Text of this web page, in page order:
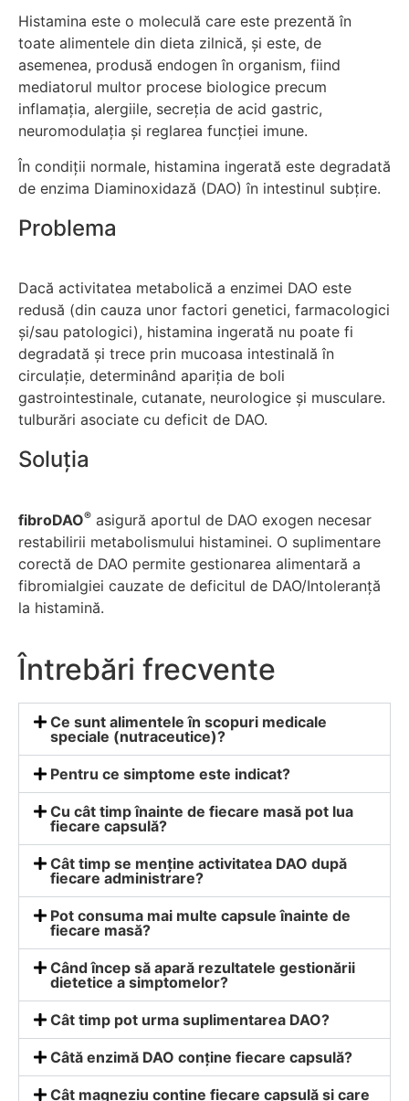
Histamina este o moleculă care este prezentă în
toate alimentele din dieta zilnică, și este, de
asemenea, produsă endogen în organism, fiind
mediatorul multor procese biologice precum
inflamația, alergiile, secreția de acid gastric,
neuromodulația și reglarea funcției imune.
În condiții normale, histamina ingerată este degradată
de enzima Diaminoxidază (DAO) în intestinul subțire.
Problema
Dacă activitatea metabolică a enzimei DAO este
redusă (din cauza unor factori genetici, farmacologici
și/sau patologici), histamina ingerată nu poate fi
degradată și trece prin mucoasa intestinală în
circulație, determinând apariția de boli
gastrointestinale, cutanate, neurologice și musculare.
tulburări asociate cu deficit de DAO.
Soluția
fibroDAO® asigură aportul de DAO exogen necesar
restabilirii metabolismului histaminei. O suplimentare
corectă de DAO permite gestionarea alimentară a
fibromialgiei cauzate de deficitul de DAO/Intoleranță
la histamină.
Întrebări frecvente
Ce sunt alimentele în scopuri medicale
speciale (nutraceutice)?
Pentru ce simptome este indicat?
Cu cât timp înainte de fiecare masă pot lua
fiecare capsulă?
Cât timp se menține activitatea DAO după
fiecare administrare?
Pot consuma mai multe capsule înainte de
fiecare masă?
Când încep să apară rezultatele gestionării
dietetice a simptomelor?
Cât timp pot urma suplimentarea DAO?
Câtă enzimă DAO conține fiecare capsulă?
Cât magneziu conține fiecare capsulă și care